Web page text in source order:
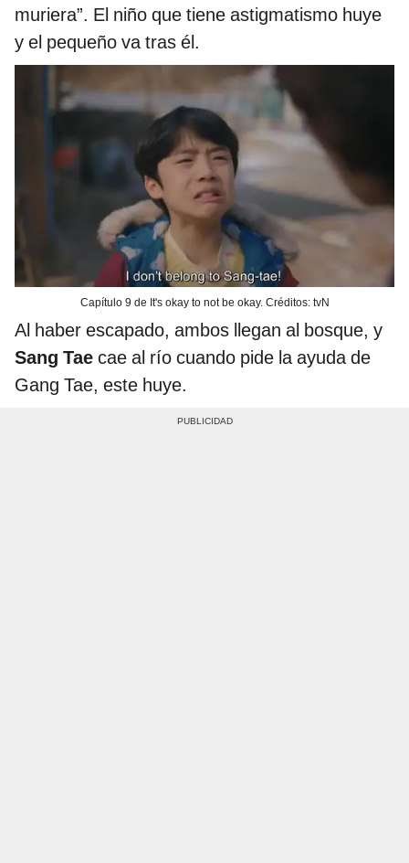
muriera”. El niño que tiene astigmatismo huye
y el pequeño va tras él.
Capítulo 9 de It's okay to not be okay. Créditos: tvN
Al haber escapado, ambos llegan al bosque, y
Sang Tae cae al río cuando pide la ayuda de
Gang Tae, este huye.